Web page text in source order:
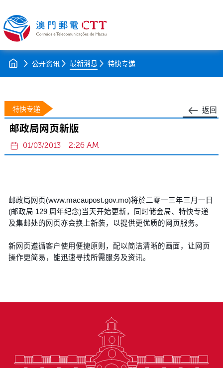
公开资讯 最新消息 特快专递
返回
特快专递
邮政局网页新版
01/03/2013 2:26 AM
邮政局网页(www.macaupost.gov.mo)将於二零一三年三月一日
(邮政局 129 周年纪念)当天开始更新，同时储金局、特快专递
及集邮处的网页亦会换上新装，以提供更优质的网页服务。
新网页遵循客户使用便捷原则，配以简洁清晰的画面，让网页
操作更简易，能迅速寻找所需服务及资讯。